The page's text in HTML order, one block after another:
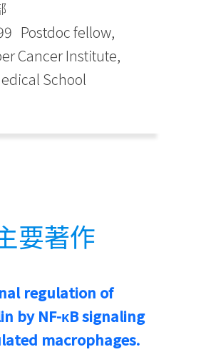
Postdoc fellow,
Cancer Institute,
School
要著作
regulation of
by NF-κB signaling
macrophages.